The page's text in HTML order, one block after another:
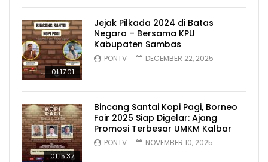
01:17:01
Jejak Pilkada 2024 di Batas
Negara – Bersama KPU
Kabupaten Sambas
PONTV DECEMBER 22, 2025
01:15:37
Bincang Santai Kopi Pagi, Borneo
Fair 2025 Siap Digelar: Ajang
Promosi Terbesar UMKM Kalbar
PONTV NOVEMBER 10, 2025